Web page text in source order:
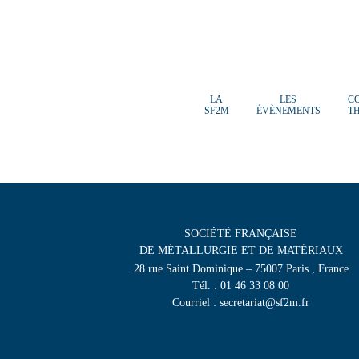
LA
SF2M
LES
ÉVÈNEMENTS
SOCIÉTÉ FRANÇAISE
DE MÉTALLURGIE ET DE MATÉRIAUX
28 rue Saint Dominique – 75007 Paris , France
Tél. : 01 46 33 08 00
Courriel : secretariat@sf2m.fr